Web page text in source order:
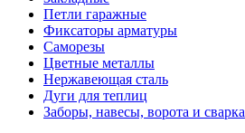
Петли гаражные
Фиксаторы арматуры
Саморезы
Цветные металлы
Нержавеющая сталь
Дуги для теплиц
Заборы, навесы, ворота и сварка